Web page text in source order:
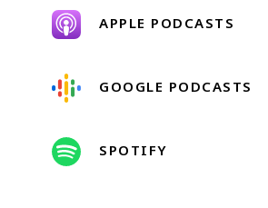
APPLE PODCASTS
GOOGLE PODCASTS
SPOTIFY